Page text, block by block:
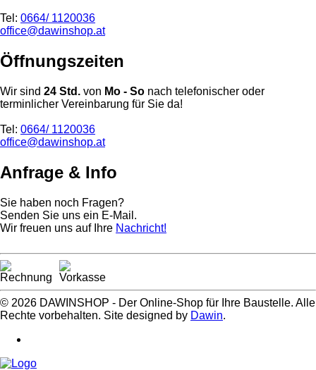
Tel: 0664/ 1120036
office@dawinshop.at
Öffnungszeiten
Wir sind 24 Std. von Mo - So nach telefonischer oder
terminlicher Vereinbarung für Sie da!
Tel: 0664/ 1120036
office@dawinshop.at
Anfrage & Info
Sie haben noch Fragen?
Senden Sie uns ein E-Mail.
Wir freuen uns auf Ihre Nachricht!
© 2026 DAWINSHOP - Der Online-Shop für Ihre Baustelle. Alle
Rechte vorbehalten. Site designed by Dawin.